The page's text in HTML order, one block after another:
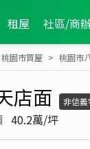
租屋 社區/商
桃園市買屋 桃園市
店面 非信義
40.2萬/坪